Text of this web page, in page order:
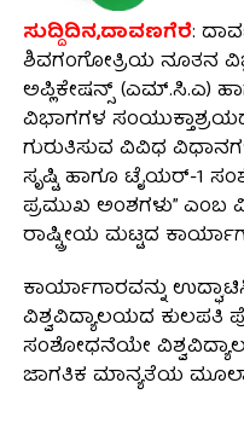
ಸುದ್ದಿದಿನ,ದಾವಣಗೆರೆ:
ಶಿವಗಂಗೋತ್ರಿಯ ನೂತನ
ಅಪ್ಲಿಕೇಷನ್ಸ್ (ಎಮ್.ಸಿ.ಎ)
ವಿಭಾಗಗಳ
ಗುರುತಿಸುವ ವಿವಿಧ
ಸೃಷ್ಟಿ ಹಾಗೂ ಟೈಯರ್-1
ಪ್ರಮುಖ ಅಂಶಗಳು”
ರಾಷ್ಟ್ರೀಯ ಮಟ್ಟದ
ಕಾರ್ಯಾಗಾರವನ್ನು
ವಿಶ್ವವಿದ್ಯಾಲಯದ ಕುಲಪತಿ
ಸಂಶೋಧನೆಯೇ
ಜಾಗತಿಕ ಮಾನ್ಯತೆಯ